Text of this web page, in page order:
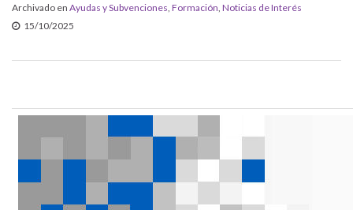
Archivado en Ayudas y Subvenciones Formación Noticias de Interés
15/10/2025